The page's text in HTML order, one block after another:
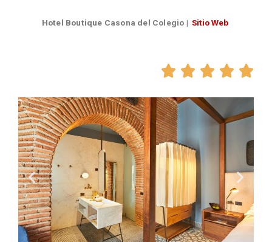
Hotel Boutique Casona del Colegio |Sitio Web
    